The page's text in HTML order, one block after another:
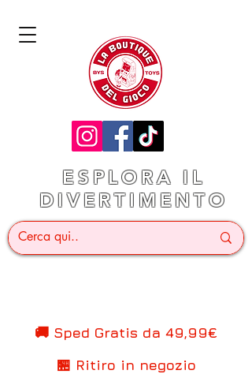
ESPLORA IL
DIVERTIMENTO
🚚 Sped Gratis da 49,99€
🏪 Ritiro in negozio